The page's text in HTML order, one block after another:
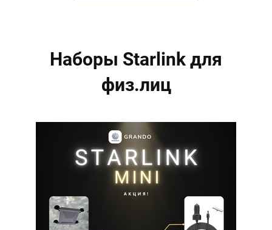
Наборы Starlink для
физ.лиц